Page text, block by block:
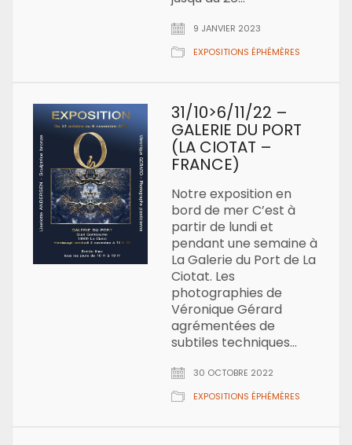
9 JANVIER 2023
EXPOSITIONS ÉPHÉMÈRES
31/10>6/11/22 –
GALERIE DU PORT
(LA CIOTAT –
FRANCE)
Notre exposition en
bord de mer C’est à
partir de lundi et
pendant une semaine à
La Galerie du Port de La
Ciotat. Les
photographies de
Véronique Gérard
agrémentées de
subtiles techniques…
30 OCTOBRE 2022
EXPOSITIONS ÉPHÉMÈRES